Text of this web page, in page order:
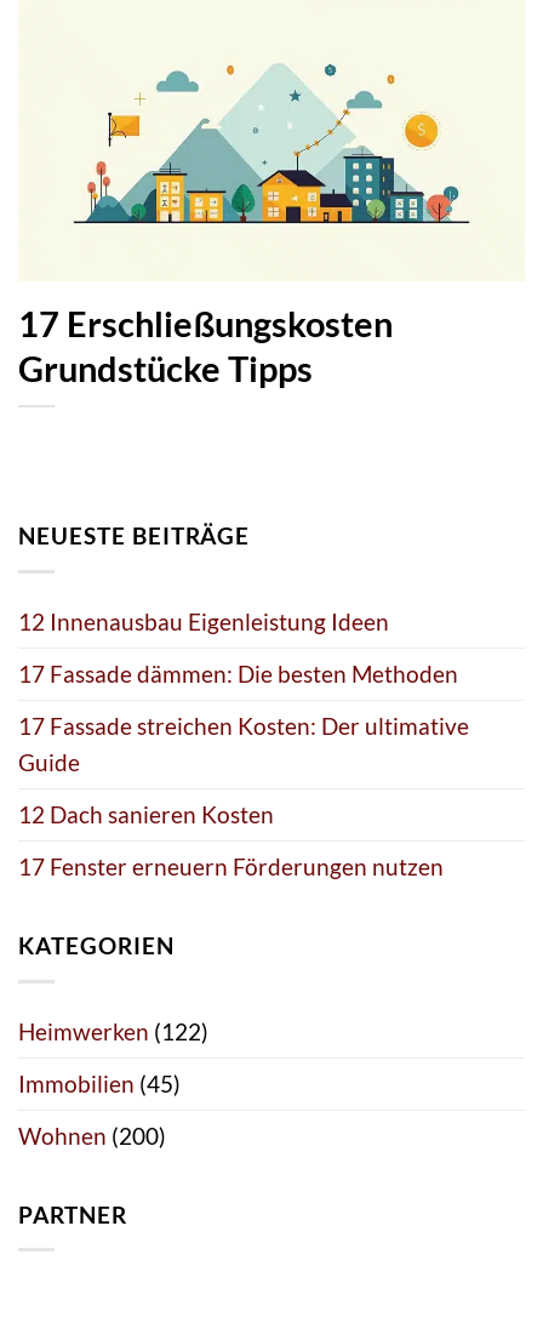
17 Erschließungskosten
Grundstücke Tipps
NEUESTE BEITRÄGE
12 Innenausbau Eigenleistung Ideen
17 Fassade dämmen: Die besten Methoden
17 Fassade streichen Kosten: Der ultimative
Guide
12 Dach sanieren Kosten
17 Fenster erneuern Förderungen nutzen
KATEGORIEN
Heimwerken (122)
Immobilien (45)
Wohnen (200)
PARTNER